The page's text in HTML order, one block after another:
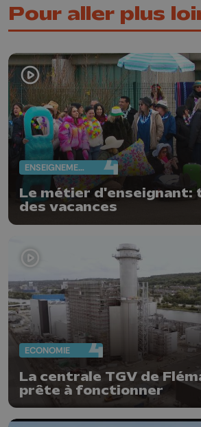
Pour aller plus
ENSEIGNEMENT
Le métier d'enseignant:
des vacances
ECONOMIE
La centrale TGV de
prête à fonctionner